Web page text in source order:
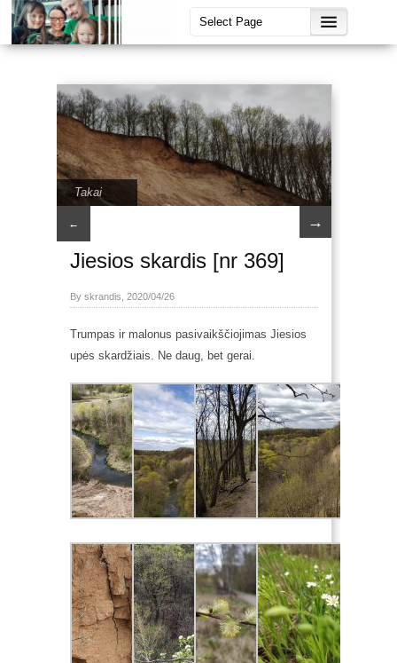
Takai
← →
Jiesios skardis [nr 369]
By skrandis, 2020/04/26
Trumpas ir malonus pasivaikščiojimas Jiesios
upės skardžiais. Ne daug, bet gerai.